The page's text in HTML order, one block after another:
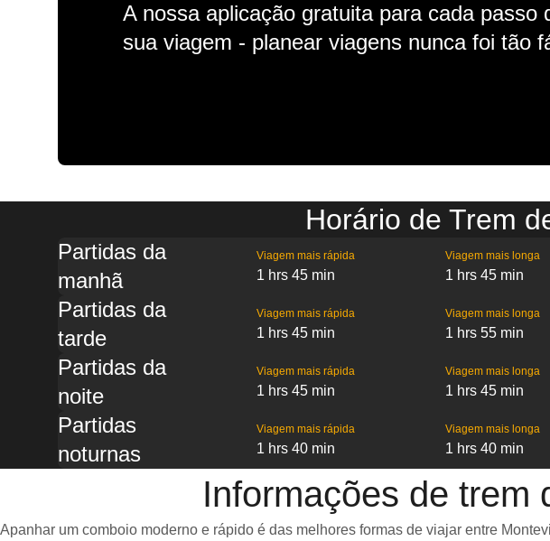
A nossa aplicação gratuita para cada passo
sua viagem - planear viagens nunca foi tão
Horário de Trem
Partidas da
manhã
Viagem mais rápida
1 hrs 45 min
Viagem mais longa
1 hrs 45 min
Partidas da
tarde
Viagem mais rápida
1 hrs 45 min
Viagem mais longa
1 hrs 55 min
Partidas da
noite
Viagem mais rápida
1 hrs 45 min
Viagem mais longa
1 hrs 45 min
Partidas
noturnas
Viagem mais rápida
1 hrs 40 min
Viagem mais longa
1 hrs 40 min
Informações de trem
Apanhar um comboio moderno e rápido é das melhores formas de viajar entre